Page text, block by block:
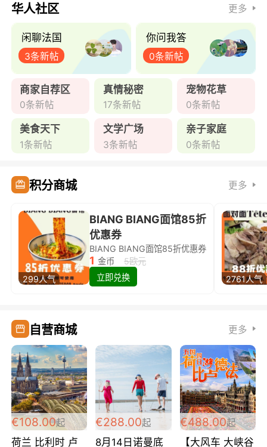
华人社区 更多
闲聊法国
3条新帖
你问我答
0条新帖
商家自荐区
0条新帖
真情秘密
17条新帖
宠物花草
0条新帖
美食天下
1条新帖
文学广场
3条新帖
亲子家庭
0条新帖
积分商城 更多
299人气
BIANG BIANG面馆85折
优惠券
BIANG BIANG面馆85折优惠券
1 金币
5欧元
立即兑换
2761人气
自营商城 更多
€108.00起
荷兰 比利时 卢
€288.00起
8月14日诺曼底
€488.00起
【大风车 大峡谷